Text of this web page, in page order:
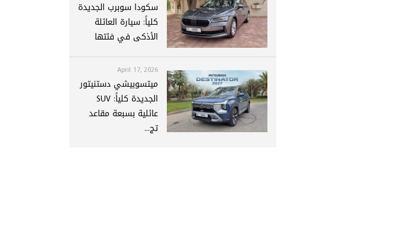
سكودا سوبرب الجديدة
كلياً: سيارة العائلة
الأذكى في فئتها
April 17, 2026
ميتسوبيشي دستنيتور
الجديدة كلياً: SUV
عائلية بسبعة مقاعد
تج...